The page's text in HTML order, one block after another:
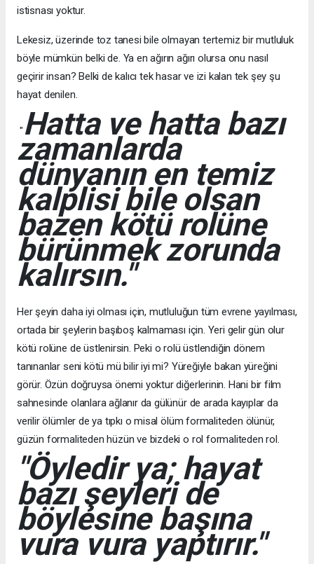
istisnası yoktur.
Lekesiz, üzerinde toz tanesi bile olmayan tertemiz bir mutluluk
böyle mümkün belki de. Ya en ağırın ağırı olursa onu nasıl
geçirir insan? Belki de kalıcı tek hasar ve izi kalan tek şey şu
hayat denilen.
" Hatta ve hatta bazı
zamanlarda
dünyanın en temiz
kalplisi bile olsan
bazen kötü rolüne
bürünmek zorunda
kalırsın."
Her şeyin daha iyi olması için, mutluluğun tüm evrene yayılması,
ortada bir şeylerin başıboş kalmaması için. Yeri gelir gün olur
kötü rolüne de üstlenirsin. Peki o rolü üstlendiğin dönem
tanınanlar seni kötü mü bilir iyi mi? Yüreğiyle bakan yüreğini
görür. Özün doğruysa önemi yoktur diğerlerinin. Hani bir film
sahnesinde olanlara ağlanır da gülünür de arada kayıplar da
verilir ölümler de ya tıpkı o misal ölüm formaliteden ölünür,
güzün formaliteden hüzün ve bizdeki o rol formaliteden rol.
"Öyledir ya; hayat
bazı şeyleri de
böylesine başına
vura vura yaptırır."